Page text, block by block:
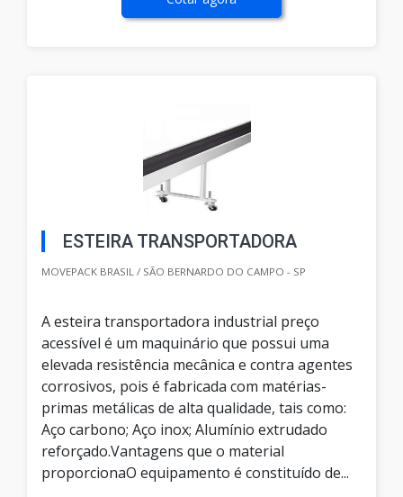
ESTEIRA TRANSPORTADORA
MOVEPACK BRASIL / SÃO BERNARDO DO CAMPO - SP
A esteira transportadora industrial preço
acessível é um maquinário que possui uma
elevada resistência mecânica e contra agentes
corrosivos, pois é fabricada com matérias-
primas metálicas de alta qualidade, tais como:
Aço carbono; Aço inox; Alumínio extrudado
reforçado.Vantagens que o material
proporcionaO equipamento é constituído de...